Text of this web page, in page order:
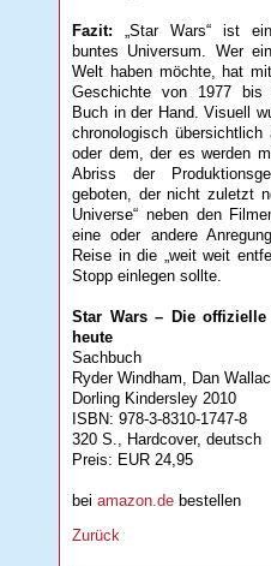
Fazit: „Star Wars“ ist
buntes Universum. Wer
Welt haben möchte, hat
Geschichte von 1977 bis
Buch in der Hand. Visuell
chronologisch
oder dem, der es werden
Abriss der
geboten, der nicht zuletzt
Universe“ neben den
eine oder andere
Reise in die „weit weit
Stopp einlegen sollte.
Star Wars – Die
heute
Sachbuch
Ryder Windham, Dan
Dorling Kindersley 2010
ISBN: 978-3-8310-1747-8
320 S., Hardcover, deutsch
Preis: EUR 24,95
beiamazon.de bestellen
Zurück